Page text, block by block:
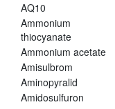
AQ10
Ammonium
thiocyanate
Ammonium acetate
Amisulbrom
Aminopyralid
Amidosulfuron